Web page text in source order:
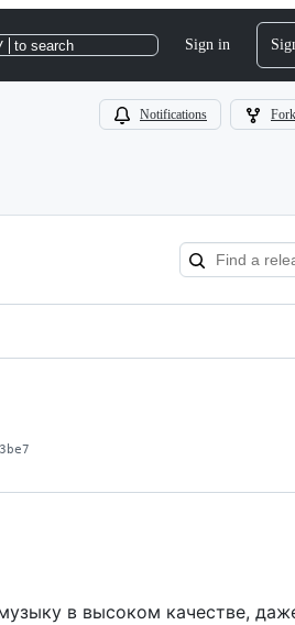
to search Sign in
Notifications Fork
в высоком качестве,